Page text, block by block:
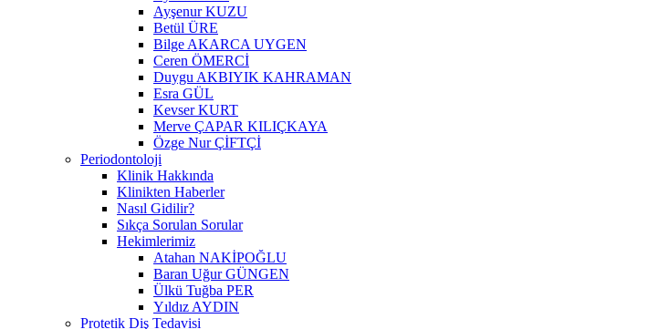
Ayşenur KUZU
Betül ÜRE
Bilge AKARCA UYGEN
Ceren ÖMERCİ
Duygu AKBIYIK KAHRAMAN
Esra GÜL
Kevser KURT
Merve ÇAPAR KILIÇKAYA
Özge Nur ÇİFTÇİ
Periodontoloji
Klinik Hakkında
Klinikten Haberler
Nasıl Gidilir?
Sıkça Sorulan Sorular
Hekimlerimiz
Atahan NAKİPOĞLU
Baran Uğur GÜNGEN
Ülkü Tuğba PER
Yıldız AYDIN
Protetik Diş Tedavisi